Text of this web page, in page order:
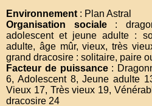
Environnement: Plan Astral
Organisation sociale:
adolescent et jeune adulte :
adulte, âge mûr, vieux, très
grand dracosire : solitaire, paire
Facteur de puissance:
6, Adolescent 8, Jeune adulte
Vieux 17, Très vieux 19,
dracosire 24